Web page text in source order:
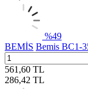
%49
BEMİS Bemis BC1-
561,60 TL
286,42 TL